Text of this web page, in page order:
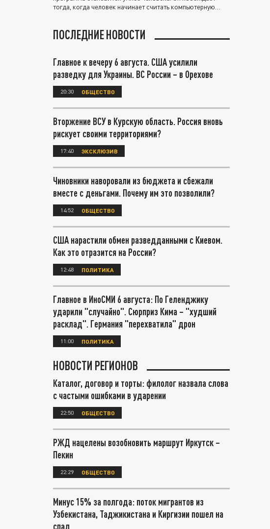
тогда, когда человек начинает считать компьютерную
ПОСЛЕДНИЕ НОВОСТИ
Главное к вечеру 6 августа. США усилили
разведку для Украины. ВС России – в Орехове
20:30 ОБЩЕСТВО
Вторжение ВСУ в Курскую область. Россия вновь
рискует своими территориями?
17:40 ЭКСКЛЮЗИВ
Чиновники наворовали из бюджета и сбежали
вместе с деньгами. Почему им это позволили?
14:52 ОБЩЕСТВО
США нарастили обмен разведданными с Киевом.
Как это отразится на России?
12:48 ПОЛИТИКА
Главное в ИноСМИ 6 августа: По Геленджику
ударили "случайно". Сюрприз Кима – "худший
расклад". Германия "перехватила" дрон
11:00 ПОЛИТИКА
НОВОСТИ РЕГИОНОВ
Каталог, договор и торты: филолог назвала слова
с частыми ошибками в ударении
22:50 ОБЩЕСТВО
РЖД нацелены возобновить маршрут Иркутск –
Пекин
22:29 ОБЩЕСТВО
Минус 15% за полгода: поток мигрантов из
Узбекистана, Таджикистана и Киргизии пошел на
спад